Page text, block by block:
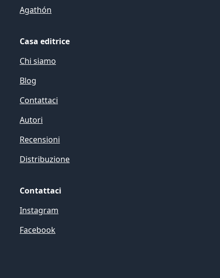
Agathón
Casa editrice
Chi siamo
Blog
Contattaci
Autori
Recensioni
Distribuzione
Contattaci
Instagram
Facebook